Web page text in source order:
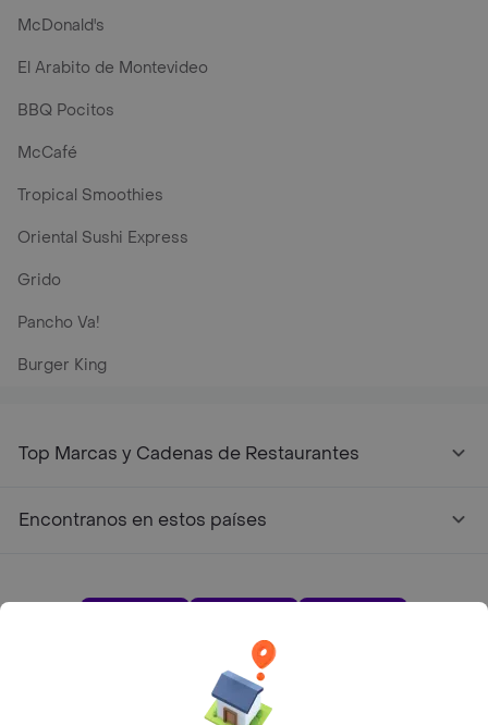
McDonald's
El Arabito de Montevideo
BBQ Pocitos
McCafé
Tropical Smoothies
Oriental Sushi Express
Grido
Pancho Va!
Burger King
Top Marcas y Cadenas de Restaurantes
Encontranos en estos países
Google play